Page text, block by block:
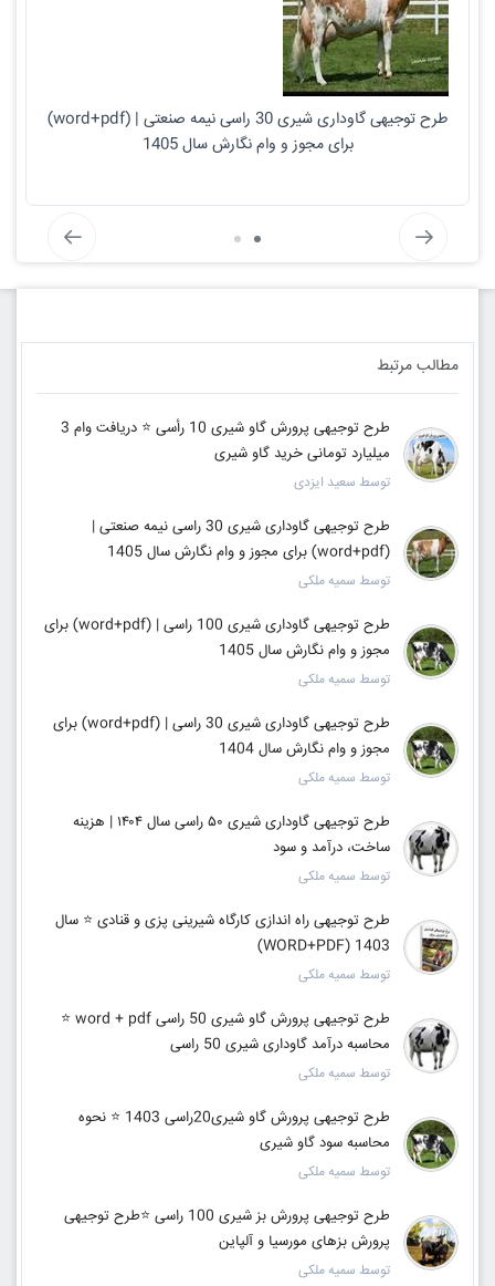
طرح توجیهی گاوداری شیری 30 راسی نیمه صنعتی | (word+pdf)
برای مجوز و وام نگارش سال 1405
مطالب مرتبط
طرح توجیهی پرورش گاو شیری 10 رأسی ⭐ دریافت وام 3
میلیارد تومانی خرید گاو شیری
توسط سعید ایزدی
طرح توجیهی گاوداری شیری 30 راسی نیمه صنعتی |
(word+pdf) برای مجوز و وام نگارش سال 1405
توسط سمیه ملکی
طرح توجیهی گاوداری شیری 100 راسی | (word+pdf) برای
مجوز و وام نگارش سال 1405
توسط سمیه ملکی
طرح توجیهی گاوداری شیری 30 راسی | (word+pdf) برای
مجوز و وام نگارش سال 1404
توسط سمیه ملکی
طرح توجیهی گاوداری شیری ۵۰ راسی سال ۱۴۰۴ | هزینه
ساخت، درآمد و سود
توسط سمیه ملکی
طرح توجیهی راه اندازی کارگاه شیرینی پزی و قنادی ⭐️ سال
1403 (WORD+PDF)
توسط سمیه ملکی
طرح توجیهی پرورش گاو شیری 50 راسی word + pdf ⭐️
محاسبه درآمد گاوداری شیری 50 راسی
توسط سمیه ملکی
طرح توجیهی پرورش گاو شیری20راسی 1403 ⭐️ نحوه
محاسبه سود گاو شیری
توسط سمیه ملکی
طرح توجیهی پرورش بز شیری 100 راسی ⭐️طرح توجیهی
پرورش بزهای مورسیا و آلپاین
توسط سمیه ملکی